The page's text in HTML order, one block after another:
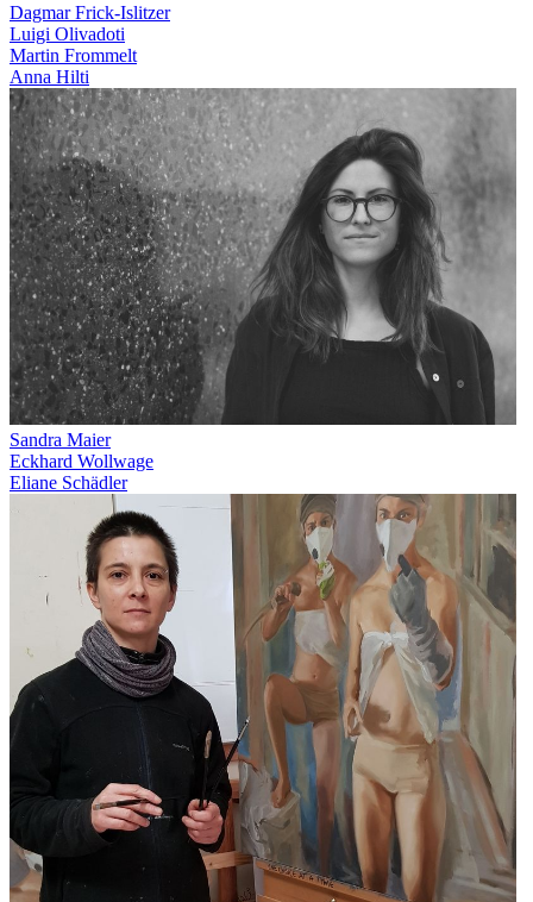
Dagmar Frick-Islitzer
Luigi Olivadoti
Martin Frommelt
Anna Hilti
Sandra Maier
Eckhard Wollwage
Eliane Schädler